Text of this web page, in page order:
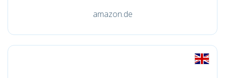
amazon.de